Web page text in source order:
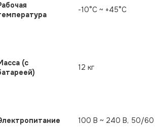
-10°C ~ +45°C
(с
12 кг
100 В ~ 240 В, 50/60